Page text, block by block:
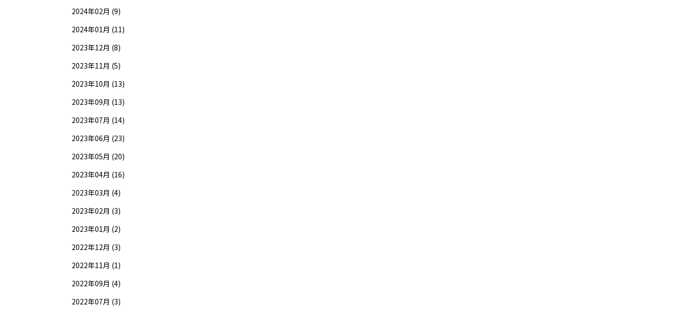
2024年02月 (9)
2024年01月 (11)
2023年12月 (8)
2023年11月 (5)
2023年10月 (13)
2023年09月 (13)
2023年07月 (14)
2023年06月 (23)
2023年05月 (20)
2023年04月 (16)
2023年03月 (4)
2023年02月 (3)
2023年01月 (2)
2022年12月 (3)
2022年11月 (1)
2022年09月 (4)
2022年07月 (3)